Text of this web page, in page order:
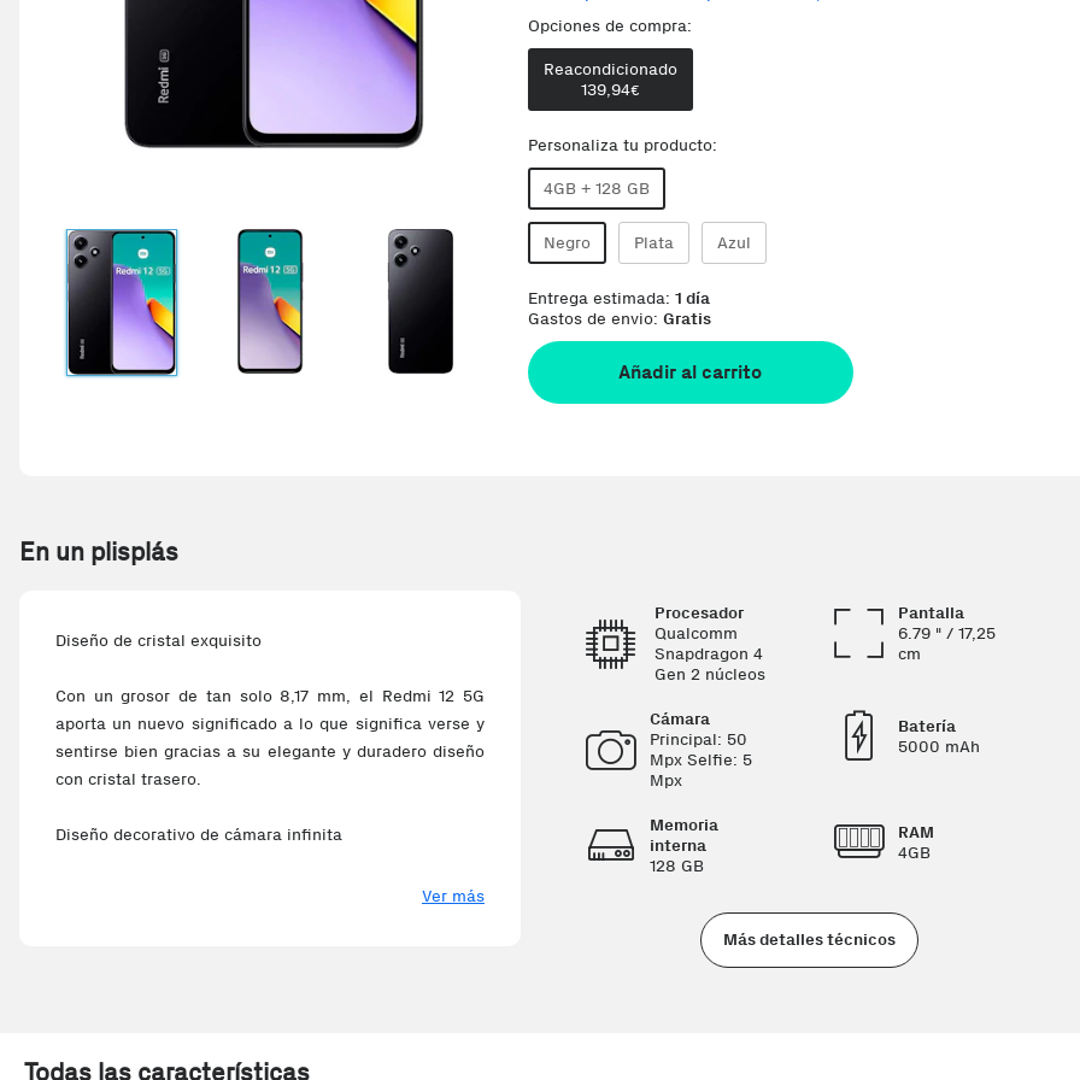
excelente estado,
Opciones de compra:
Reacondicionado
139,94€
Personaliza tu producto:
4GB + 128 GB
Negro Plata Azul
Entrega estimada: 1 día
Gastos de envio: Gratis
Añadir al carrito
En un plisplás
Diseño de cristal exquisito
Con un grosor de tan solo 8,17 mm, el Redmi 12 5G
aporta un nuevo significado a lo que significa verse y
sentirse bien gracias a su elegante y duradero diseño
con cristal trasero.
Diseño decorativo de cámara infinita
Con cámaras integradas a la perfección y un diseño
Ver más
Procesador
Qualcomm
Snapdragon 4
Gen 2 núcleos
Pantalla
6.79 " / 17,25
cm
Cámara
Principal: 50
Mpx Selfie: 5
Mpx
Batería
5000 mAh
Memoria
interna
128 GB
RAM
4GB
Más detalles técnicos
Todas las características